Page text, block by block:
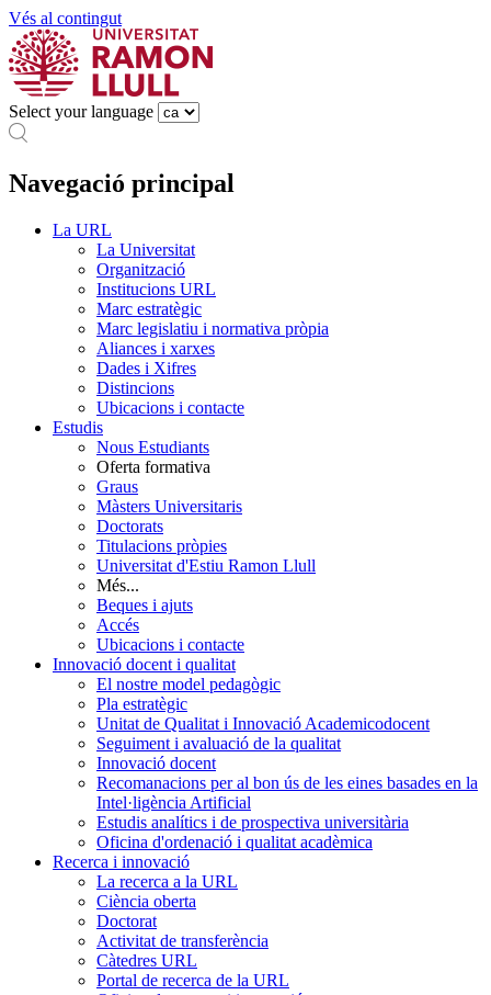
Vés al contingut
Select your language
Navegació principal
La URL
La Universitat
Organització
Institucions URL
Marc estratègic
Marc legislatiu i normativa pròpia
Aliances i xarxes
Dades i Xifres
Distincions
Ubicacions i contacte
Estudis
Nous Estudiants
Oferta formativa
Graus
Màsters Universitaris
Doctorats
Titulacions pròpies
Universitat d'Estiu Ramon Llull
Més...
Beques i ajuts
Accés
Ubicacions i contacte
Innovació docent i qualitat
El nostre model pedagògic
Pla estratègic
Unitat de Qualitat i Innovació Academicodocent
Seguiment i avaluació de la qualitat
Innovació docent
Recomanacions per al bon ús de les eines basades en la
Intel·ligència Artificial
Estudis analítics i de prospectiva universitària
Oficina d'ordenació i qualitat acadèmica
Recerca i innovació
La recerca a la URL
Ciència oberta
Doctorat
Activitat de transferència
Càtedres URL
Portal de recerca de la URL